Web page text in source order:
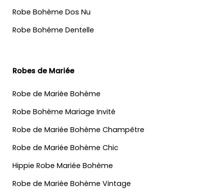
Robe Bohème Dos Nu
Robe Bohème Dentelle
Robes de Mariée
Robe de Mariée Bohème
Robe Bohème Mariage Invité
Robe de Mariée Bohème Champêtre
Robe de Mariée Bohème Chic
Hippie Robe Mariée Bohème
Robe de Mariée Bohème Vintage